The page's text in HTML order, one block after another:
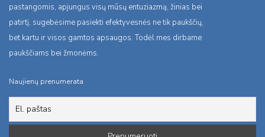
pastangomis, apjungus visų mūsų entuziazmą, žinias bei
patirtį, sugebėsime pasiekti efektyvesnės ne tik paukščių,
bet kartu ir visos gamtos apsaugos. Todėl mes dirbame
paukščiams bei žmonėms.
Naujienų prenumerata